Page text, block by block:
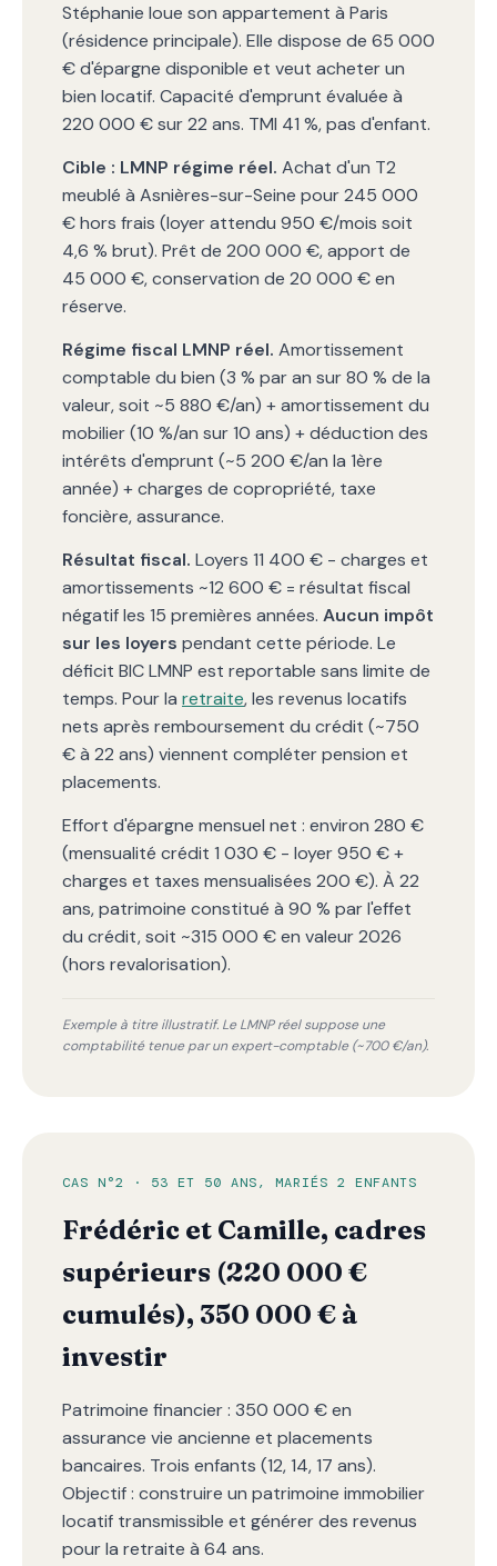
Stéphanie loue son appartement à Paris
(résidence principale). Elle dispose de 65 000
€ d'épargne disponible et veut acheter un
bien locatif. Capacité d'emprunt évaluée à
220 000 € sur 22 ans. TMI 41 %, pas d'enfant.
Cible : LMNP régime réel. Achat d'un T2
meublé à Asnières-sur-Seine pour 245 000
€ hors frais (loyer attendu 950 €/mois soit
4,6 % brut). Prêt de 200 000 €, apport de
45 000 €, conservation de 20 000 € en
réserve.
Régime fiscal LMNP réel. Amortissement
comptable du bien (3 % par an sur 80 % de la
valeur, soit ~5 880 €/an) + amortissement du
mobilier (10 %/an sur 10 ans) + déduction des
intérêts d'emprunt (~5 200 €/an la 1ère
année) + charges de copropriété, taxe
foncière, assurance.
Résultat fiscal. Loyers 11 400 € - charges et
amortissements ~12 600 € = résultat fiscal
négatif les 15 premières années. Aucun impôt
sur les loyers pendant cette période. Le
déficit BIC LMNP est reportable sans limite de
temps. Pour la retraite, les revenus locatifs
nets après remboursement du crédit (~750
€ à 22 ans) viennent compléter pension et
placements.
Effort d'épargne mensuel net : environ 280 €
(mensualité crédit 1 030 € - loyer 950 € +
charges et taxes mensualisées 200 €). À 22
ans, patrimoine constitué à 90 % par l'effet
du crédit, soit ~315 000 € en valeur 2026
(hors revalorisation).
Exemple à titre illustratif. Le LMNP réel suppose une
comptabilité tenue par un expert-comptable (~700 €/an).
CAS N°2 · 53 ET 50 ANS, MARIÉS 2 ENFANTS
Frédéric et Camille, cadres
supérieurs (220 000 €
cumulés), 350 000 € à
investir
Patrimoine financier : 350 000 € en
assurance vie ancienne et placements
bancaires. Trois enfants (12, 14, 17 ans).
Objectif : construire un patrimoine immobilier
locatif transmissible et générer des revenus
pour la retraite à 64 ans.